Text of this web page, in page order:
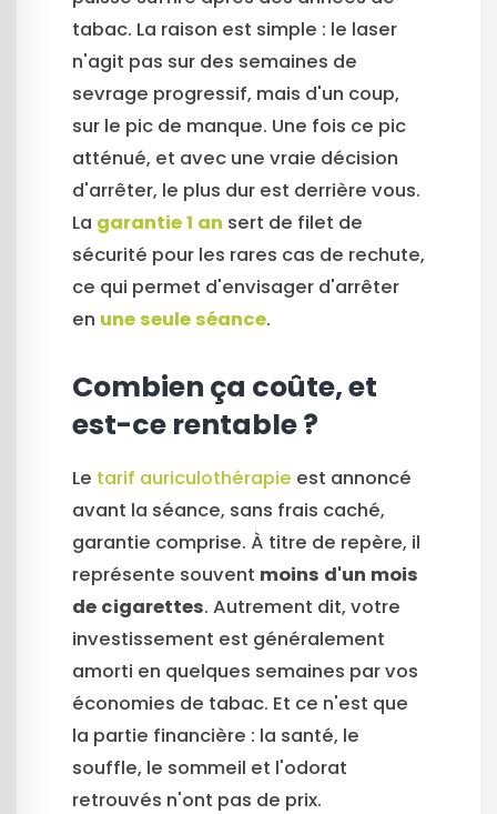
tabac. La raison est simple : le laser
n'agit pas sur des semaines de
sevrage progressif, mais d'un coup,
sur le pic de manque. Une fois ce pic
atténué, et avec une vraie décision
d'arrêter, le plus dur est derrière vous.
La garantie 1 an sert de filet de
sécurité pour les rares cas de rechute,
ce qui permet d'envisager d'arrêter
en une seule séance.
Combien ça coûte, et
est-ce rentable ?
Le tarif auriculothérapie est annoncé
avant la séance, sans frais caché,
garantie comprise. À titre de repère, il
représente souvent moins d'un mois
de cigarettes. Autrement dit, votre
investissement est généralement
amorti en quelques semaines par vos
économies de tabac. Et ce n'est que
la partie financière : la santé, le
souffle, le sommeil et l'odorat
retrouvés n'ont pas de prix.